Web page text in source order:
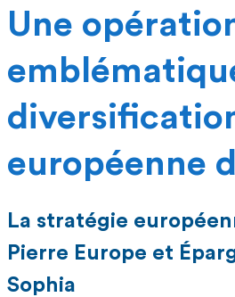
Une
européenne
La stratégie
Pierre Europe et
Sophia